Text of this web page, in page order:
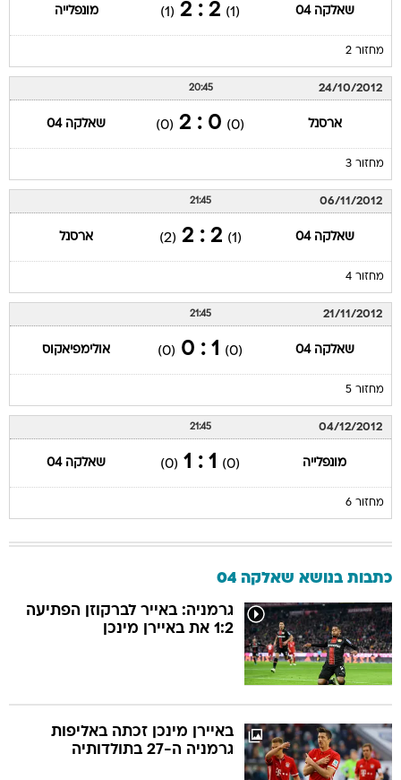
שאלקה 04 (1)
2 : 2
(1) מונפלייה
מחזור 2
24/10/2012
20:45
ארסנל (0)
0 : 2
(0) שאלקה 04
מחזור 3
06/11/2012
21:45
שאלקה 04 (1)
2 : 2
(2) ארסנל
מחזור 4
21/11/2012
21:45
שאלקה 04 (0)
1 : 0
(0) אולימפיאקוס
מחזור 5
04/12/2012
21:45
מונפלייה (0)
1 : 1
(0) שאלקה 04
מחזור 6
כתבות בנושא שאלקה 04
גרמניה: באייר לברקוזן הפתיעה
1:2 את באיירן מינכן
באיירן מינכן זכתה באליפות
גרמניה ה-27 בתולדותיה